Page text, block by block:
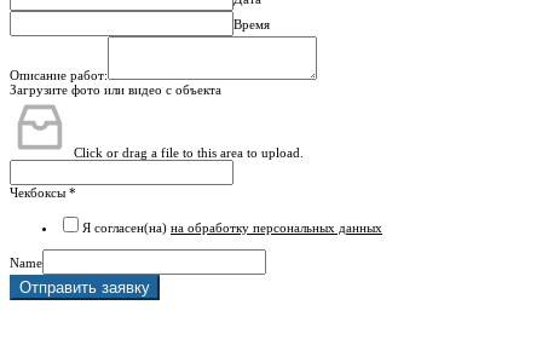
Время
Описание работ:
Загрузите фото или видео с объекта
Click or drag a file to this area to upload.
Чекбоксы *
Я согласен(на) на обработку персональных данных
Name
Отправить заявку